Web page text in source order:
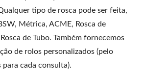
tipo de rosca pode ser feita,
Métrica, ACME, Rosca de
de Tubo. Também fornecemos
de rolos personalizados (pelo
cada consulta).